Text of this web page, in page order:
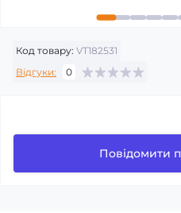
Код товару: VT182531
Відгуки:
0
Повідомити